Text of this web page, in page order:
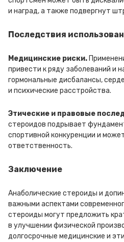
и наград, а также подвергнут
Последствия
Медицинские риски.
привести к ряду заболеваний и
гормональные дисбалансы,
и психические расстройства.
Этические и правовые
стероидов подрывает
спортивной конкуренции и
ответственность.
Заключение
Анаболические стероиды и
важными аспектами
стероиды могут предложить
в улучшении физической
долгосрочные медицинские и